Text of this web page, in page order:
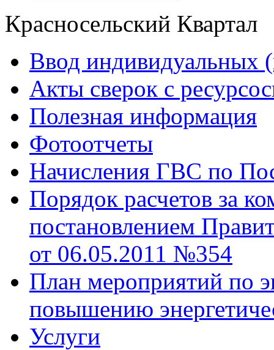
Красносельский Квартал
Ввод индивидуальных
Акты сверок с
Полезная информация
Фотоотчеты
Начисления ГВС по
Порядок расчетов за
постановлением
от 06.05.2011 №354
План мероприятий по
повышению
Услуги